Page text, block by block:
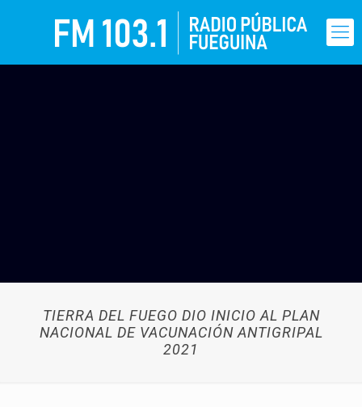
TIERRA DEL FUEGO DIO INICIO AL PLAN
NACIONAL DE VACUNACIÓN ANTIGRIPAL
2021